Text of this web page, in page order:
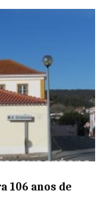
106 anos de